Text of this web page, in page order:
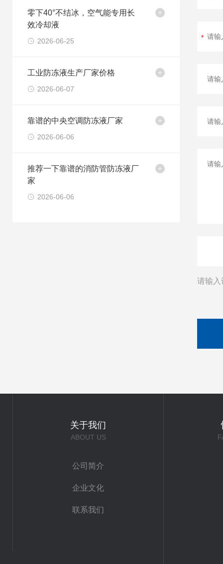
零下40°不结冰，空气能专用长
效冷却液
2026-06-25
工业防冻液生产厂家价格
2026-06-07
靠谱的中央空调防冻液厂家
2026-06-06
推荐一下靠谱的消防管防冻液厂
家
2026-06-06
请输入
关于我们
ABOUT US
公司简介
企业文化
联系我们